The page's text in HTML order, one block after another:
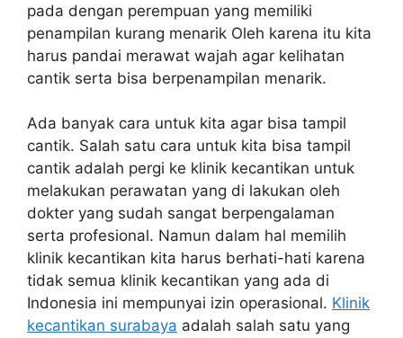
pada dengan perempuan yang memiliki
penampilan kurang menarik Oleh karena itu kita
harus pandai merawat wajah agar kelihatan
cantik serta bisa berpenampilan menarik.
Ada banyak cara untuk kita agar bisa tampil
cantik. Salah satu cara untuk kita bisa tampil
cantik adalah pergi ke klinik kecantikan untuk
melakukan perawatan yang di lakukan oleh
dokter yang sudah sangat berpengalaman
serta profesional. Namun dalam hal memilih
klinik kecantikan kita harus berhati-hati karena
tidak semua klinik kecantikan yang ada di
Indonesia ini mempunyai izin operasional. Klinik
kecantikan surabaya adalah salah satu yang